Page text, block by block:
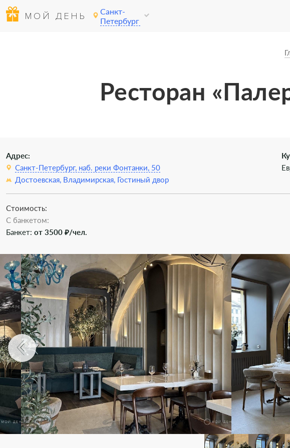
МОЙ ДЕНЬ
Санкт-
Петербург
Ресторан
Адрес:
Санкт-Петербург, наб. реки Фонтанки, 50
Достоевская, Владимирская, Гостиный двор
Стоимость:
C банкетом:
Банкет: от 3500 ₽/чел.